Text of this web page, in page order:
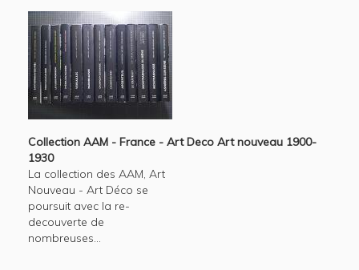
Collection AAM - France - Art Deco Art nouveau 1900-
1930
La collection des AAM, Art
Nouveau - Art Déco se
poursuit avec la re-
decouverte de
nombreuses...